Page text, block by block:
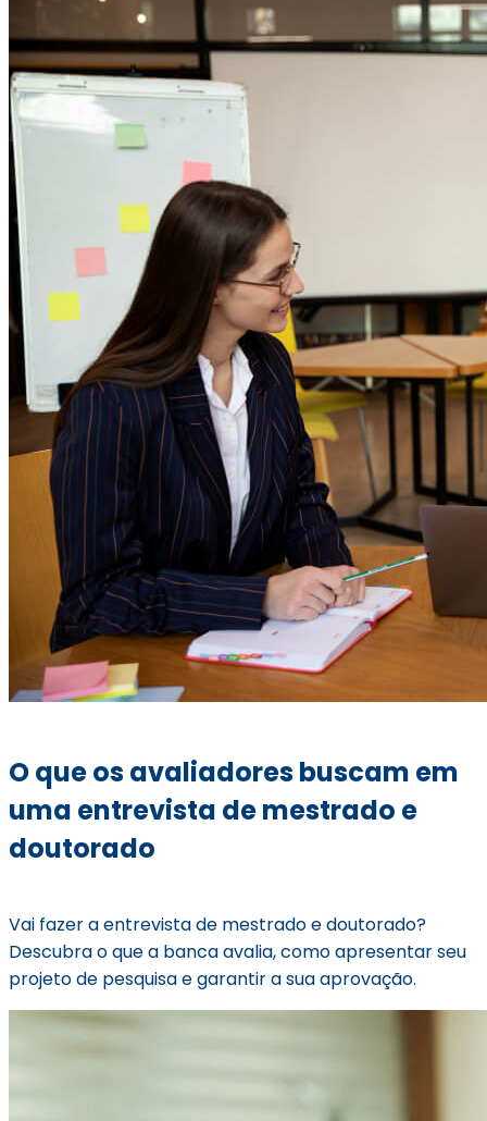
O que os avaliadores buscam em
uma entrevista de mestrado e
doutorado
Vai fazer a entrevista de mestrado e doutorado?
Descubra o que a banca avalia, como apresentar seu
projeto de pesquisa e garantir a sua aprovação.